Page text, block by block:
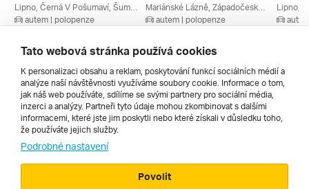
autem | polopenze
5 290 Kč
autem | polopenze
4 995 Kč
Všechny
Cestopisy
Tato webová stránka používá cookies
K personalizaci obsahu a reklam, poskytování funkcí sociálních médií a
analýze naší návštěvnosti využíváme soubory cookie. Informace o tom,
jak náš web používáte, sdílíme se svými partnery pro sociální média,
inzerci a analýzy. Partneři tyto údaje mohou zkombinovat s dalšími
informacemi, které jste jim poskytli nebo které získali v důsledku toho,
že používáte jejich služby.
Podrobné nastavení
Povolit